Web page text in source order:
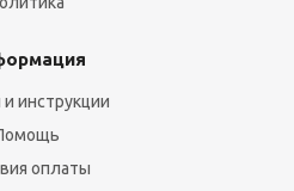
инструкции
оплаты